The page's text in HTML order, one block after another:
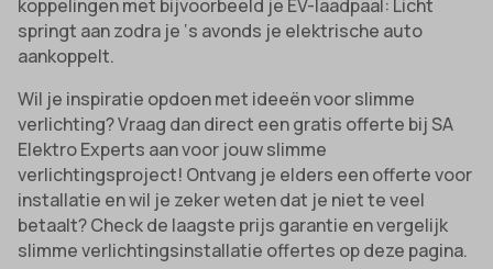
koppelingen met bijvoorbeeld je EV-laadpaal: Licht
springt aan zodra je ‘s avonds je elektrische auto
aankoppelt.
Wil je inspiratie opdoen met ideeën voor slimme
verlichting? Vraag dan direct een gratis offerte bij SA
Elektro Experts aan voor jouw slimme
verlichtingsproject! Ontvang je elders een offerte voor
installatie en wil je zeker weten dat je niet te veel
betaalt? Check de laagste prijs garantie en vergelijk
slimme verlichtingsinstallatie offertes op deze pagina.